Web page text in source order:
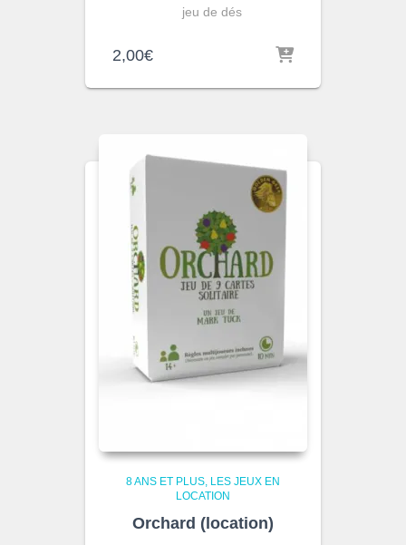
jeu de dés
2,00€
8 ANS ET PLUS LES JEUX EN
LOCATION
Orchard (location)